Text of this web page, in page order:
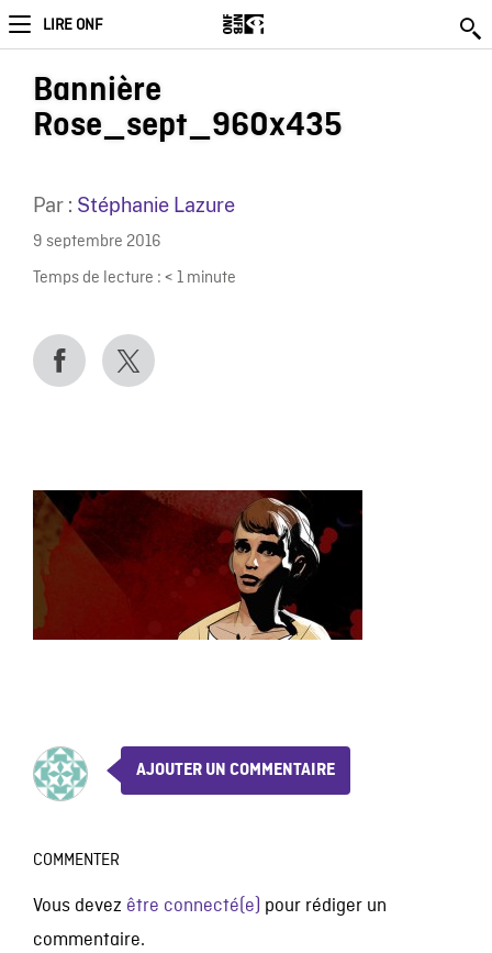
LIRE ONF
Bannière
Rose_sept_960x435
Par : Stéphanie Lazure
9 septembre 2016
Temps de lecture : < 1 minute
AJOUTER UN COMMENTAIRE
COMMENTER
Vous devez être connecté(e) pour rédiger un
commentaire.